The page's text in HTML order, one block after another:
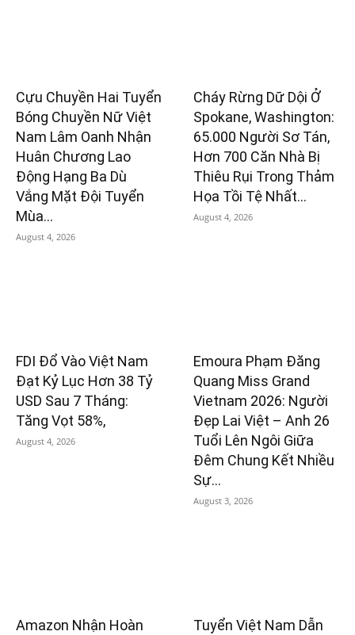
Cựu Chuyền Hai Tuyển
Bóng Chuyền Nữ Việt
Nam Lâm Oanh Nhận
Huân Chương Lao
Động Hạng Ba Dù
Vắng Mặt Đội Tuyển
Mùa...
August 4, 2026
Cháy Rừng Dữ Dội Ở
Spokane, Washington:
65.000 Người Sơ Tán,
Hơn 700 Căn Nhà Bị
Thiêu Rụi Trong Thảm
Họa Tồi Tệ Nhất...
August 4, 2026
FDI Đổ Vào Việt Nam
Đạt Kỷ Lục Hơn 38 Tỷ
USD Sau 7 Tháng:
Tăng Vọt 58%,
August 4, 2026
Emoura Phạm Đăng
Quang Miss Grand
Vietnam 2026: Người
Đẹp Lai Việt – Anh 26
Tuổi Lên Ngôi Giữa
Đêm Chung Kết Nhiều
Sự...
August 3, 2026
Amazon Nhận Hoàn
Tuyển Việt Nam Dẫn